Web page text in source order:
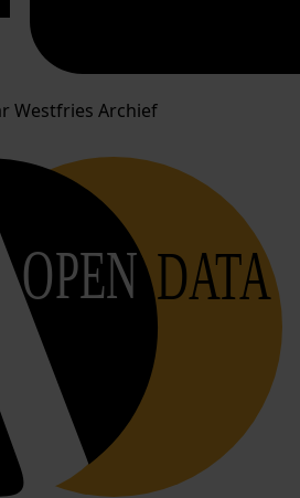
Westfries Archief
OPEN DATA